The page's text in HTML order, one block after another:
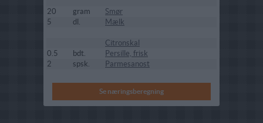
20 gram
Smør
5
dl. Mælk
Citronskal
0.5
bdt.
Persille, frisk
2
spsk. Parmesanost
Se næringsberegning